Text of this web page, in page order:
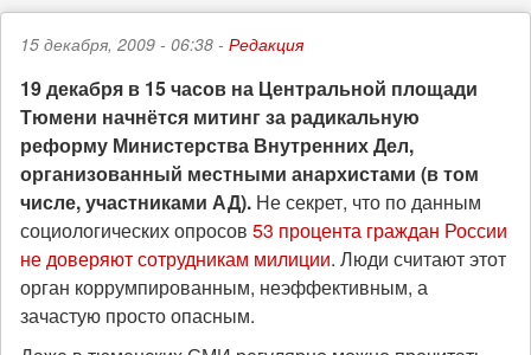
15 декабря, 2009 - 06:38 - Редакция
19 декабря в 15 часов на Центральной площади
Тюмени начнётся митинг за радикальную
реформу Министерства Внутренних Дел,
организованный местными анархистами (в том
числе, участниками АД). Не секрет, что по данным
социологических опросов 53 процента граждан России
не доверяют сотрудникам милиции. Люди считают этот
орган коррумпированным, неэффективным, а
зачастую просто опасным.